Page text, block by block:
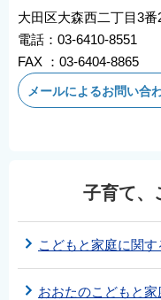
大田区大森西二丁目3番
電話：03-6410-8551
FAX ：03-6404-8865
メールによるお問い合
子育て、
こどもと家庭に関
おおたのこどもと